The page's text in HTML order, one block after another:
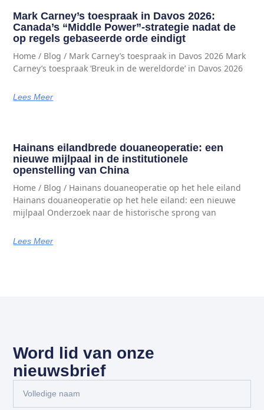
Mark Carney’s toespraak in Davos 2026:
Canada’s “Middle Power”-strategie nadat de
op regels gebaseerde orde eindigt
Home / Blog / Mark Carney’s toespraak in Davos 2026 Mark
Carney’s toespraak ‘Breuk in de wereldorde’ in Davos 2026
Lees Meer
Hainans eilandbrede douaneoperatie: een
nieuwe mijlpaal in de institutionele
openstelling van China
Home / Blog / Hainans douaneoperatie op het hele eiland
Hainans douaneoperatie op het hele eiland: een nieuwe
mijlpaal Onderzoek naar de historische sprong van
Lees Meer
Word lid van onze
nieuwsbrief